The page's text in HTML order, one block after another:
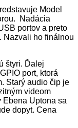
Model
Nadácia
portov a preto
Nazvali ho finálnou
štyri. Ďalej
port, ktorá
Starý audio čip je
videom
Uptona sa
dopyt. Cena